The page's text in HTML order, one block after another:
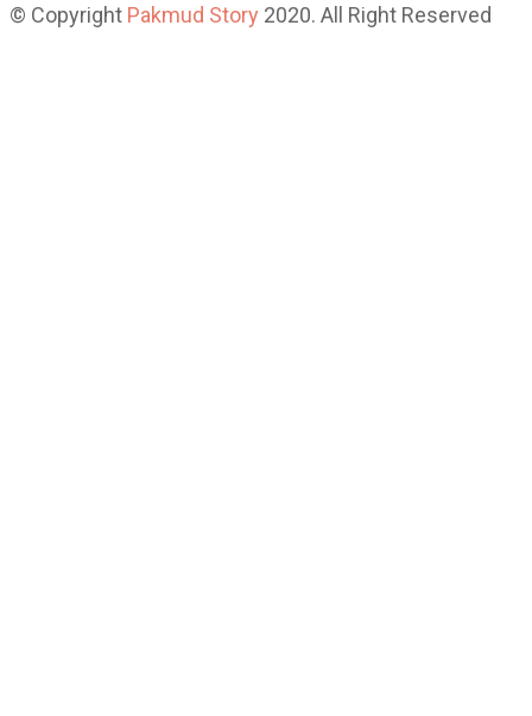
© Copyright Pakmud Story 2020. All Right Reserved